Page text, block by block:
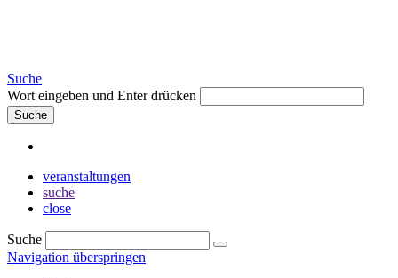
Suche
Wort eingeben und Enter drücken
Suche
veranstaltungen
suche
close
Suche
Navigation überspringen